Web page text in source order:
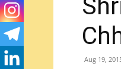
Aug 19,